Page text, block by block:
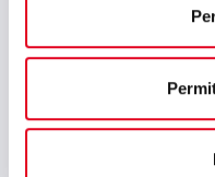
« Volver a Aceros